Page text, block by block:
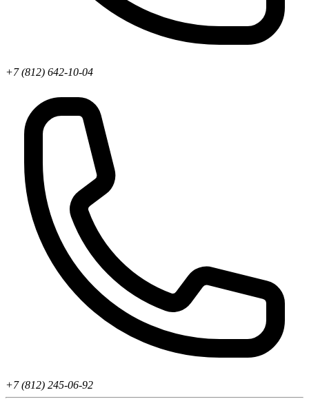
+7 (812) 642-10-04
+7 (812) 245-06-92